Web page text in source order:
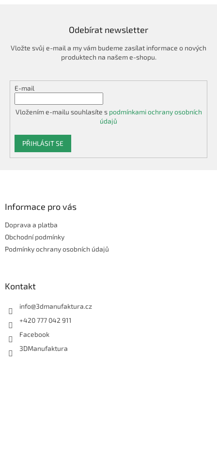
Odebírat newsletter
Vložte svůj e-mail a my vám budeme zasílat informace o nových
produktech na našem e-shopu.
E-mail
Vložením e-mailu souhlasíte s podmínkami ochrany osobních
údajů
PŘIHLÁSIT SE
Informace pro vás
Doprava a platba
Obchodní podmínky
Podmínky ochrany osobních údajů
Kontakt
info@3dmanufaktura.cz
+420 777 042 911
Facebook
3DManufaktura